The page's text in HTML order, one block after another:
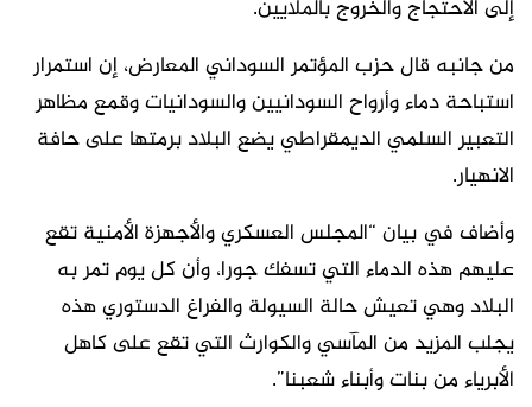
إلى الاحتجاج والخروج بالملايين.
من جانبه قال حزب المؤتمر السوداني المعارض، إن استمرار
استباحة دماء وأرواح السودانيين والسودانيات وقمع مظاهر
التعبير السلمي الديمقراطي يضع البلاد برمتها على حافة
الانهيار.
وأضاف في بيان “المجلس العسكري والأجهزة الأمنية تقع
عليهم هذه الدماء التي تسفك جورا، وأن كل يوم تمر به
البلاد وهي تعيش حالة السيولة والفراغ الدستوري هذه
يجلب المزيد من المآسي والكوارث التي تقع على كاهل
الأبرياء من بنات وأبناء شعبنا”.